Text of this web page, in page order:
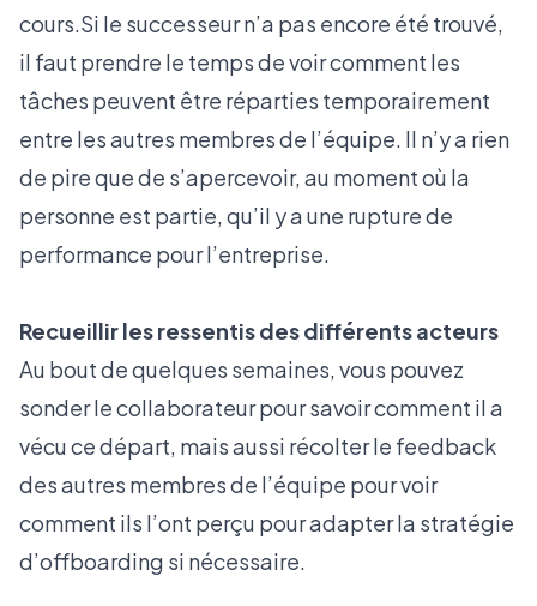
cours.Si le successeur n’a pas encore été trouvé,
il faut prendre le temps de voir comment les
tâches peuvent être réparties temporairement
entre les autres membres de l’équipe. Il n’y a rien
de pire que de s’apercevoir, au moment où la
personne est partie, qu’il y a une rupture de
performance pour l’entreprise.
Recueillir les ressentis des différents acteurs
Au bout de quelques semaines, vous pouvez
sonder le collaborateur pour savoir comment il a
vécu ce départ, mais aussi récolter le feedback
des autres membres de l’équipe pour voir
comment ils l’ont perçu pour adapter la stratégie
d’offboarding si nécessaire.